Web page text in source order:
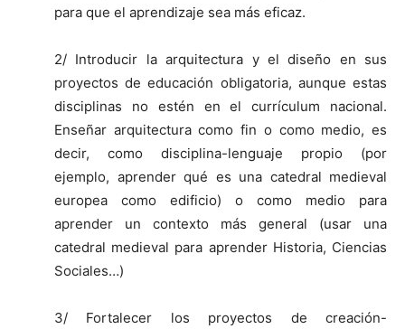
para que el aprendizaje sea más eficaz.
2/ Introducir la arquitectura y el diseño en sus
proyectos de educación obligatoria, aunque estas
disciplinas no estén en el currículum nacional.
Enseñar arquitectura como fin o como medio, es
decir, como disciplina-lenguaje propio (por
ejemplo, aprender qué es una catedral medieval
europea como edificio) o como medio para
aprender un contexto más general (usar una
catedral medieval para aprender Historia, Ciencias
Sociales…)
3/ Fortalecer los proyectos de creación-